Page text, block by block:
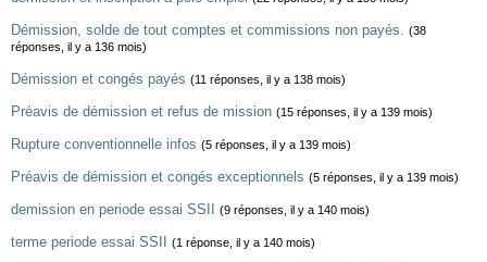
Démission, solde de tout comptes et commissions non payés. (38
réponses, il y a 136 mois)
Démission et congés payés (11 réponses, il y a 138 mois)
Préavis de démission et refus de mission (15 réponses, il y a 139 mois)
Rupture conventionnelle infos (5 réponses, il y a 139 mois)
Préavis de démission et congés exceptionnels (5 réponses, il y a 139 mois)
demission en periode essai SSII (9 réponses, il y a 140 mois)
terme periode essai SSII (1 réponse, il y a 140 mois)